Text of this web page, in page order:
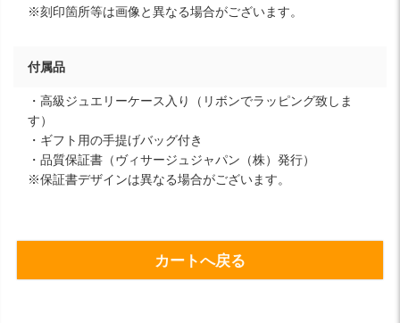
※刻印箇所等は画像と異なる場合がございます。
付属品
・高級ジュエリーケース入り（リボンでラッピング致しま
す）
・ギフト用の手提げバッグ付き
・品質保証書（ヴィサージュジャパン（株）発行）
※保証書デザインは異なる場合がございます。
カートへ戻る